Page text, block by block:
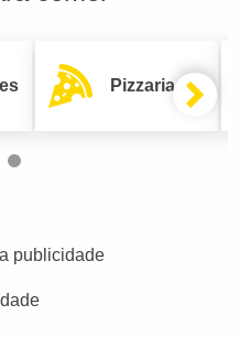
Pizzarias
publicidade